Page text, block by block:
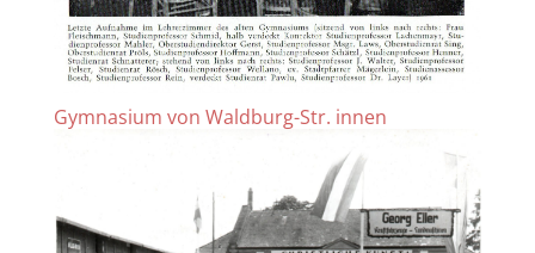
Gymnasium von Waldburg-Str. innen